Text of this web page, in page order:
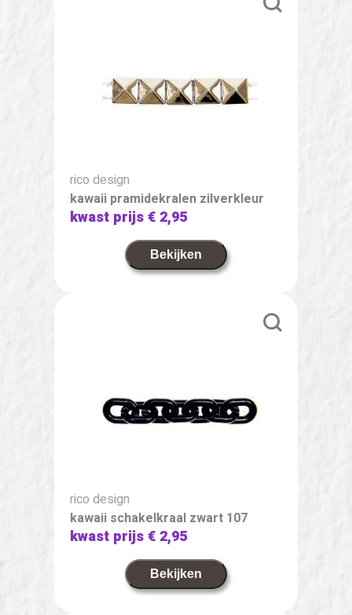
rico design
kawaii pramidekralen zilverkleur
kwast prijs€ 2,95
Bekijken
rico design
kawaii schakelkraal zwart 107
kwast prijs€ 2,95
Bekijken